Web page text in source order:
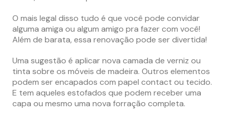
O mais legal disso tudo é que você pode convidar
alguma amiga ou algum amigo pra fazer com você!
Além de barata, essa renovação pode ser divertida!
Uma sugestão é aplicar nova camada de verniz ou
tinta sobre os móveis de madeira. Outros elementos
podem ser encapados com papel contact ou tecido.
E tem aqueles estofados que podem receber uma
capa ou mesmo uma nova forração completa.